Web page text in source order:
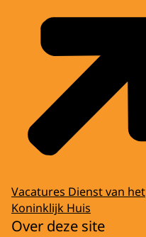
Vacatures Dienst van het
Koninklijk Huis
Over deze site